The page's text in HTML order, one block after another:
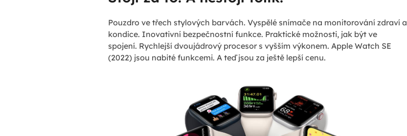
Pouzdro ve třech stylových barvách. Vyspělé snímače na monitorování zdraví a
kondice. Inovativní bezpečnostní funkce. Praktické možnosti, jak být ve
spojení. Rychlejší dvoujádrový procesor s vyšším výkonem. Apple Watch SE
(2022) jsou nabité funkcemi. A teď jsou za ještě lepší cenu.